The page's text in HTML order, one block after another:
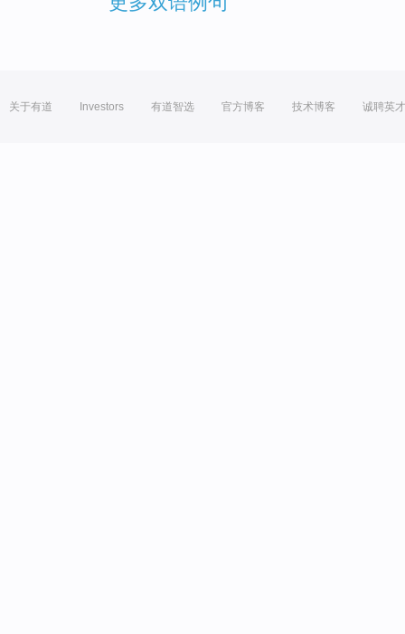
关于有道 Investors 有道智选 官方博客 技术博客 诚聘英才